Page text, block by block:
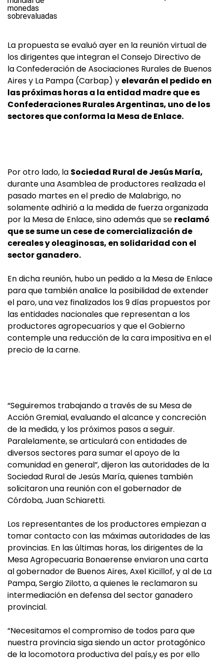
La propuesta se evaluó ayer en la reunión virtual de
los dirigentes que integran el Consejo Directivo de
la Confederación de Asociaciones Rurales de Buenos
Aires y La Pampa (Carbap) y elevarán el pedido en
las próximas horas a la entidad madre que es
Confederaciones Rurales Argentinas, uno de los
sectores que conforma la Mesa de Enlace.
Por otro lado, la Sociedad Rural de Jesús María,
durante una Asamblea de productores realizada el
pasado martes en el predio de Malabrigo, no
solamente adhirió a la medida de fuerza organizada
por la Mesa de Enlace, sino además que se reclamó
que se sume un cese de comercialización de
cereales y oleaginosas, en solidaridad con el
sector ganadero.
En dicha reunión, hubo un pedido a la Mesa de Enlace
para que también analice la posibilidad de extender
el paro, una vez finalizados los 9 días propuestos por
las entidades nacionales que representan a los
productores agropecuarios y que el Gobierno
contemple una reducción de la cara impositiva en el
precio de la carne.
“Seguiremos trabajando a través de su Mesa de
Acción Gremial, evaluando el alcance y concreción
de la medida, y los próximos pasos a seguir.
Paralelamente, se articulará con entidades de
diversos sectores para sumar el apoyo de la
comunidad en general”, dijeron las autoridades de la
Sociedad Rural de Jesús María, quienes también
solicitaron una reunión con el gobernador de
Córdoba, Juan Schiaretti.
Los representantes de los productores empiezan a
tomar contacto con las máximas autoridades de las
provincias. En las últimas horas, los dirigentes de la
Mesa Agropecuaria Bonaerense enviaron una carta
al gobernador de Buenos Aires, Axel Kicillof, y al de La
Pampa, Sergio Zilotto, a quienes le reclamaron su
intermediación en defensa del sector ganadero
provincial.
“Necesitamos el compromiso de todos para que
nuestra provincia siga siendo un actor protagónico
de la locomotora productiva del país,y es por ello